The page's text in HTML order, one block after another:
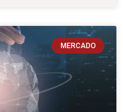
MERCADO